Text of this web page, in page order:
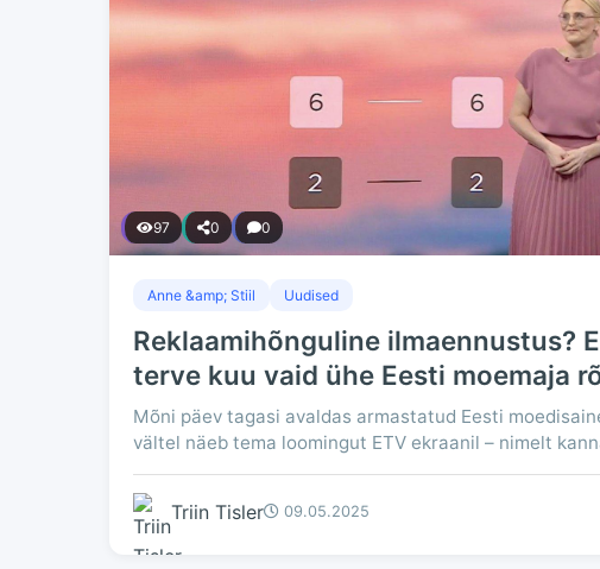
97 0 0
Anne &amp; Stiil Uudised
Reklaamihõnguline ilmaennustus?
terve kuu vaid ühe Eesti moemaja
Mõni päev tagasi avaldas armastatud Eesti
vältel näeb tema loomingut ETV ekraanil – nimelt
Triin Tisler 09.05.2025